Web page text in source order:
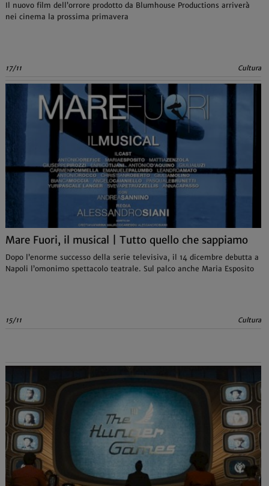
Il nuovo film dell’orrore prodotto da Blumhouse Productions arriverà
nei cinema la prossima primavera
17/11 Cultura
Mare Fuori, il musical | Tutto quello che sappiamo
Dopo l’enorme successo della serie televisiva, il 14 dicembre debutta a
Napoli l’omonimo spettacolo teatrale. Sul palco anche Maria Esposito
15/11 Cultura